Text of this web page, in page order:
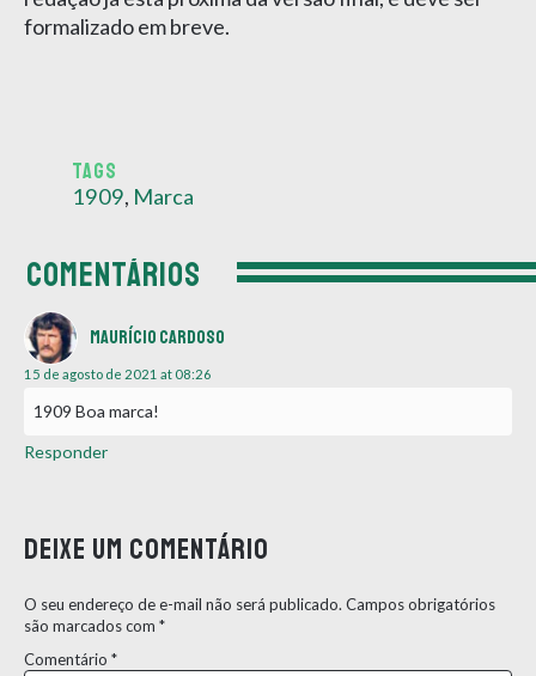
formalizado em breve.
TAGS
1909, Marca
COMENTÁRIOS
Maurício Cardoso
15 de agosto de 2021 at 08:26
1909 Boa marca!
Responder
Deixe um comentário
O seu endereço de e-mail não será publicado. Campos obrigatórios
são marcados com *
Comentário *